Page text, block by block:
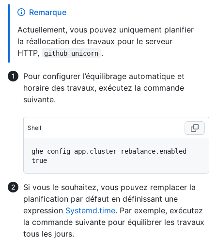
Remarque
Actuellement, vous pouvez uniquement planifier
la réallocation des travaux pour le serveur
HTTP,
github-unicorn .
Pour configurer l’équilibrage automatique et
horaire des travaux, exécutez la commande
suivante.
Shell
ghe-config app.cluster-rebalance.enabled
Si vous le souhaitez, vous pouvez remplacer la
planification par défaut en définissant une
expression Systemd.time. Par exemple, exécutez
la commande suivante pour équilibrer les travaux
tous les jours.